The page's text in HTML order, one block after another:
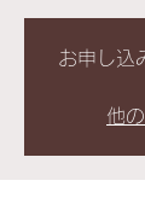
お申し込
他